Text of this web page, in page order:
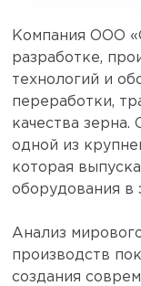
Компания ООО
разработке,
технологий и
переработки,
качества
одной из
которая
оборудования в
Анализ
производств
создания